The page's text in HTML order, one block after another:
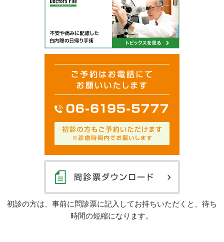
初診の方は、事前に問診票に記入してお持ちいただくと、待ち
時間の短縮になります。